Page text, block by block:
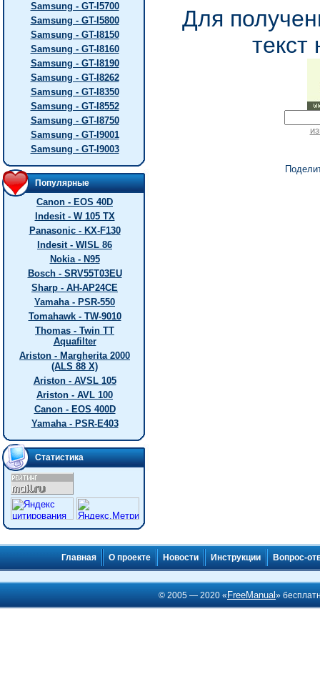
Samsung - GT-I5700
Samsung - GT-I5800
Samsung - GT-I8150
Samsung - GT-I8160
Samsung - GT-I8190
Samsung - GT-I8262
Samsung - GT-I8350
Samsung - GT-I8552
Samsung - GT-I8750
Samsung - GT-I9001
Samsung - GT-I9003
Популярные
Canon - EOS 40D
Indesit - W 105 TX
Panasonic - KX-F130
Indesit - WISL 86
Nokia - N95
Bosch - SRV55T03EU
Sharp - AH-AP24CE
Yamaha - PSR-550
Tomahawk - TW-9010
Thomas - Twin TT
Aquafilter
Ariston - Margherita 2000
(ALS 88 X)
Ariston - AVSL 105
Ariston - AVL 100
Canon - EOS 400D
Yamaha - PSR-E403
Статистика
Для
текст
Главная О проекте Новости Инструкции Вопрос-
© 2005 — 2020 « FreeManual»